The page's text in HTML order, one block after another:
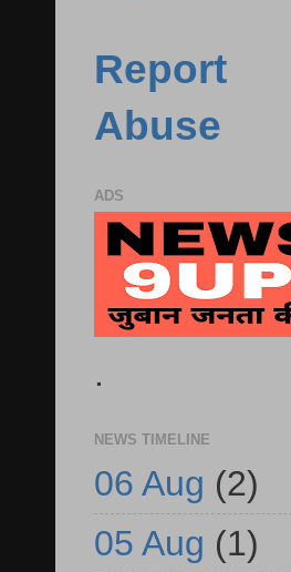
Report
Abuse
ADS
.
NEWS TIMELINE
06 Aug (2)
05 Aug (1)